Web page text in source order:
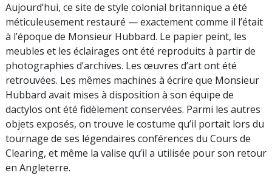
Aujourd’hui, ce site de style colonial britannique a été
méticuleusement restauré — exactement comme il l’était
à l’époque de Monsieur Hubbard. Le papier peint, les
meubles et les éclairages ont été reproduits à partir de
photographies d’archives. Les œuvres d’art ont été
retrouvées. Les mêmes machines à écrire que Monsieur
Hubbard avait mises à disposition à son équipe de
dactylos ont été fidèlement conservées. Parmi les autres
objets exposés, on trouve le costume qu’il portait lors du
tournage de ses légendaires conférences du Cours de
Clearing, et même la valise qu’il a utilisée pour son retour
en Angleterre.